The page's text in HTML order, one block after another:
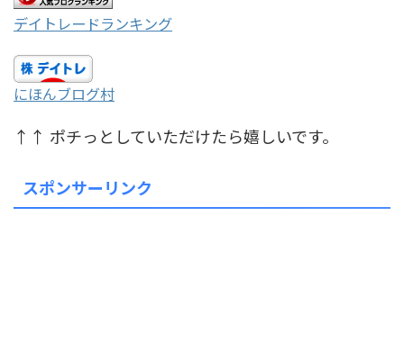
デイトレードランキング
にほんブログ村
↑↑ ポチっとしていただけたら嬉しいです。
スポンサーリンク